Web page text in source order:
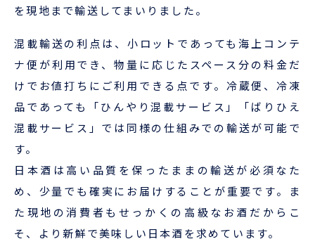
を現地まで輸送してまいりました。
混載輸送の利点は、小ロットであっても海上コンテ
ナ便が利用でき、物量に応じたスペース分の料金だ
けでお値打ちにご利用できる点です。冷蔵便、冷凍
品であっても「ひんやり混載サービス」「ばりひえ
混載サービス」では同様の仕組みでの輸送が可能で
す。
日本酒は高い品質を保ったままの輸送が必須なた
め、少量でも確実にお届けすることが重要です。ま
た現地の消費者もせっかくの高級なお酒だからこ
そ、より新鮮で美味しい日本酒を求めています。